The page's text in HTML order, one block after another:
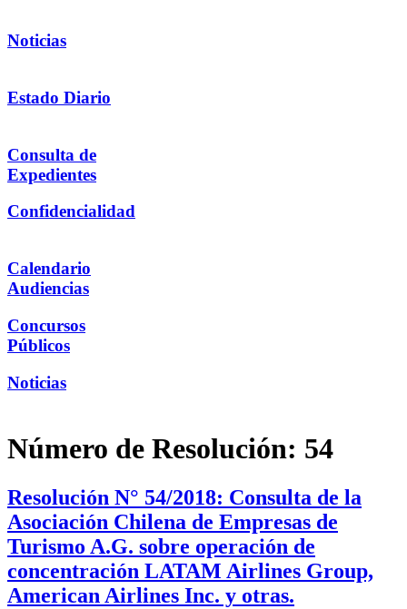
Noticias
Estado Diario
Consulta de
Expedientes
Confidencialidad
Calendario
Audiencias
Concursos
Públicos
Noticias
Número de Resolución: 54
Resolución N° 54/2018: Consulta de la
Asociación Chilena de Empresas de
Turismo A.G. sobre operación de
concentración LATAM Airlines Group,
American Airlines Inc. y otras.